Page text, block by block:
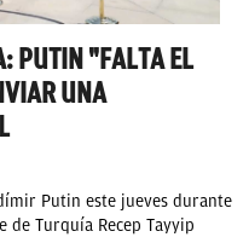
PUTIN "FALTA EL
UNA
Putin este jueves durante
de Turquía Recep Tayyip